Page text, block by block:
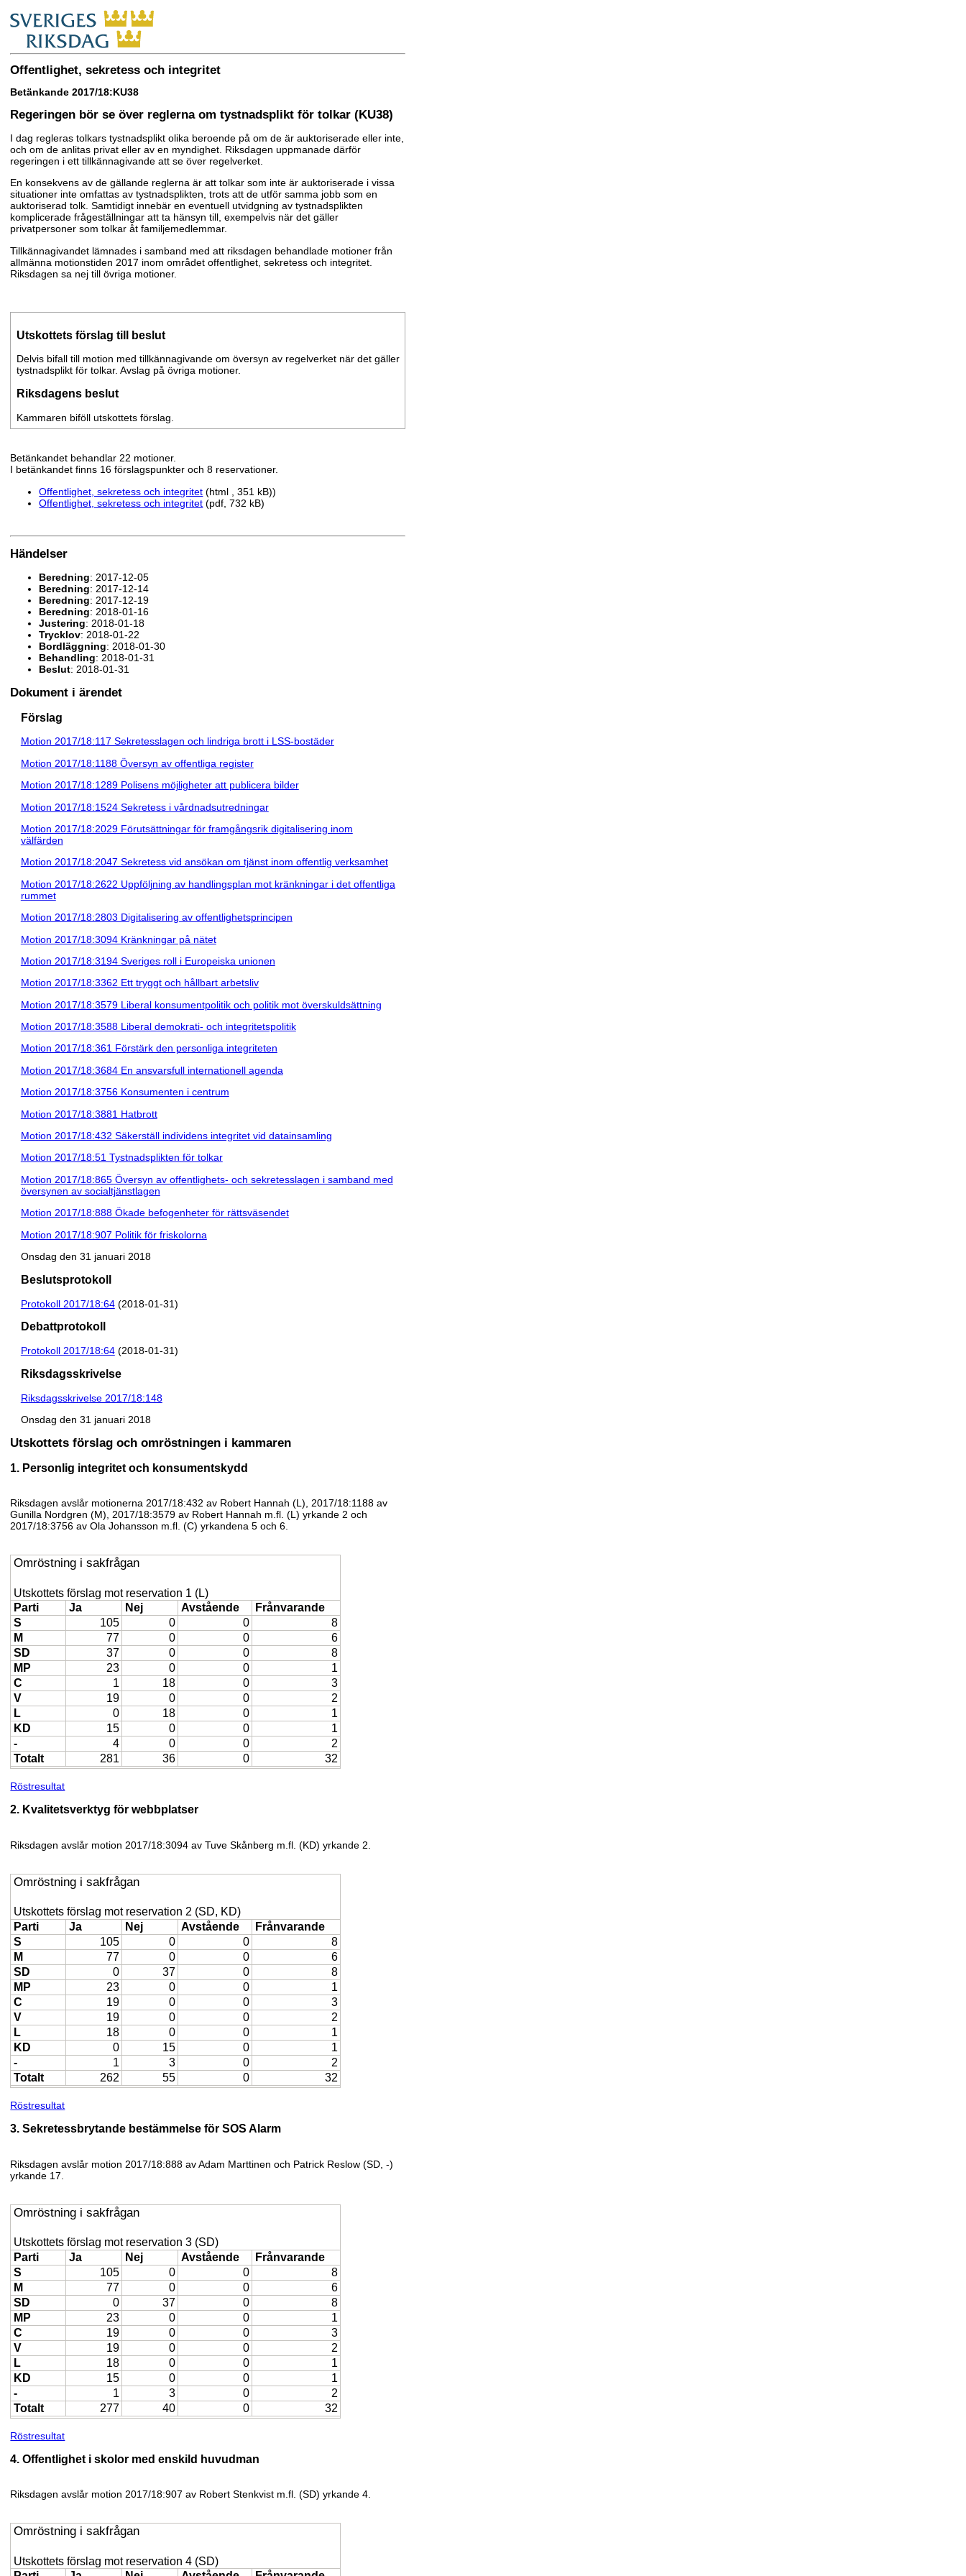
Offentlighet, sekretess och integritet
Betänkande 2017/18:KU38
Regeringen bör se över reglerna om tystnadsplikt för tolkar (KU38)
I dag regleras tolkars tystnadsplikt olika beroende på om de är auktoriserade eller inte,
och om de anlitas privat eller av en myndighet. Riksdagen uppmanade därför
regeringen i ett tillkännagivande att se över regelverket.
En konsekvens av de gällande reglerna är att tolkar som inte är auktoriserade i vissa
situationer inte omfattas av tystnadsplikten, trots att de utför samma jobb som en
auktoriserad tolk. Samtidigt innebär en eventuell utvidgning av tystnadsplikten
komplicerade frågeställningar att ta hänsyn till, exempelvis när det gäller
privatpersoner som tolkar åt familjemedlemmar.
Tillkännagivandet lämnades i samband med att riksdagen behandlade motioner från
allmänna motionstiden 2017 inom området offentlighet, sekretess och integritet.
Riksdagen sa nej till övriga motioner.
Utskottets förslag till beslut
Delvis bifall till motion med tillkännagivande om översyn av regelverket när det gäller
tystnadsplikt för tolkar. Avslag på övriga motioner.
Riksdagens beslut
Kammaren biföll utskottets förslag.
Betänkandet behandlar 22 motioner.
I betänkandet finns 16 förslagspunkter och 8 reservationer.
Offentlighet, sekretess och integritet (html , 351 kB))
Offentlighet, sekretess och integritet (pdf, 732 kB)
Händelser
Beredning: 2017-12-05
Beredning: 2017-12-14
Beredning: 2017-12-19
Beredning: 2018-01-16
Justering: 2018-01-18
Trycklov: 2018-01-22
Bordläggning: 2018-01-30
Behandling: 2018-01-31
Beslut: 2018-01-31
Dokument i ärendet
Förslag
Motion 2017/18:117 Sekretesslagen och lindriga brott i LSS-bostäder
Motion 2017/18:1188 Översyn av offentliga register
Motion 2017/18:1289 Polisens möjligheter att publicera bilder
Motion 2017/18:1524 Sekretess i vårdnadsutredningar
Motion 2017/18:2029 Förutsättningar för framgångsrik digitalisering inom
välfärden
Motion 2017/18:2047 Sekretess vid ansökan om tjänst inom offentlig verksamhet
Motion 2017/18:2622 Uppföljning av handlingsplan mot kränkningar i det offentliga
rummet
Motion 2017/18:2803 Digitalisering av offentlighetsprincipen
Motion 2017/18:3094 Kränkningar på nätet
Motion 2017/18:3194 Sveriges roll i Europeiska unionen
Motion 2017/18:3362 Ett tryggt och hållbart arbetsliv
Motion 2017/18:3579 Liberal konsumentpolitik och politik mot överskuldsättning
Motion 2017/18:3588 Liberal demokrati- och integritetspolitik
Motion 2017/18:361 Förstärk den personliga integriteten
Motion 2017/18:3684 En ansvarsfull internationell agenda
Motion 2017/18:3756 Konsumenten i centrum
Motion 2017/18:3881 Hatbrott
Motion 2017/18:432 Säkerställ individens integritet vid datainsamling
Motion 2017/18:51 Tystnadsplikten för tolkar
Motion 2017/18:865 Översyn av offentlighets- och sekretesslagen i samband med
översynen av socialtjänstlagen
Motion 2017/18:888 Ökade befogenheter för rättsväsendet
Motion 2017/18:907 Politik för friskolorna
Onsdag den 31 januari 2018
Beslutsprotokoll
Protokoll 2017/18:64(2018-01-31)
Debattprotokoll
Protokoll 2017/18:64(2018-01-31)
Riksdagsskrivelse
Riksdagsskrivelse 2017/18:148
Onsdag den 31 januari 2018
Utskottets förslag och omröstningen i kammaren
1. Personlig integritet och konsumentskydd
Riksdagen avslår motionerna 2017/18:432 av Robert Hannah (L), 2017/18:1188 av
Gunilla Nordgren (M), 2017/18:3579 av Robert Hannah m.fl. (L) yrkande 2 och
2017/18:3756 av Ola Johansson m.fl. (C) yrkandena 5 och 6.
Omröstning i sakfrågan
Utskottets förslag mot reservation 1 (L)
Parti
Ja Nej Avstående
Frånvarande
S
105 0 0
8
M
77 0 0
6
SD
37 0 0
8
MP
23 0 0
1
C
1 18 0
3
V
19 0 0
2
L
0 18 0
1
KD
15 0 0
1
-
4 0 0
2
Totalt
281 36 0 32
Röstresultat
2. Kvalitetsverktyg för webbplatser
Riksdagen avslår motion 2017/18:3094 av Tuve Skånberg m.fl. (KD) yrkande 2.
Omröstning i sakfrågan
Utskottets förslag mot reservation 2 (SD, KD)
Parti
Ja Nej Avstående
Frånvarande
S
105 0 0
8
M
77 0 0
6
SD
0 37 0
8
MP
23 0 0
1
C
19 0 0
3
V
19 0 0
2
L
18 0 0
1
KD
0 15 0
1
-
1 3 0
2
Totalt
262 55 0 32
Röstresultat
3. Sekretessbrytande bestämmelse för SOS Alarm
Riksdagen avslår motion 2017/18:888 av Adam Marttinen och Patrick Reslow (SD, -)
yrkande 17.
Omröstning i sakfrågan
Utskottets förslag mot reservation 3 (SD)
Parti
Ja Nej Avstående
Frånvarande
S
105 0 0
8
M
77 0 0
6
SD
0 37 0
8
MP
23 0 0
1
C
19 0 0
3
V
19 0 0
2
L
18 0 0
1
KD
15 0 0
1
-
1 3 0
2
Totalt
277 40 0 32
Röstresultat
4. Offentlighet i skolor med enskild huvudman
Riksdagen avslår motion 2017/18:907 av Robert Stenkvist m.fl. (SD) yrkande 4.
Omröstning i sakfrågan
Utskottets förslag mot reservation 4 (SD)